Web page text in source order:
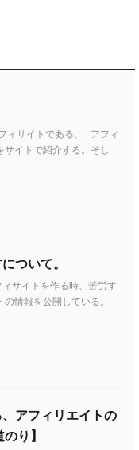
ィサイトである。 アフィ
イトで紹介する。そし
ついて。
サイトを作る時、苦労す
情報を公開している。
アフィリエイトの
り】